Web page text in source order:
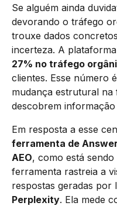
Se alguém ainda
devorando o tráfego
trouxe dados
incerteza. A
27% no tráfego
clientes. Esse número
mudança estrutural na
descobrem informação
Em resposta a esse
ferramenta de
AEO, como está
ferramenta rastreia a
respostas geradas por
Perplexity. Ela mede